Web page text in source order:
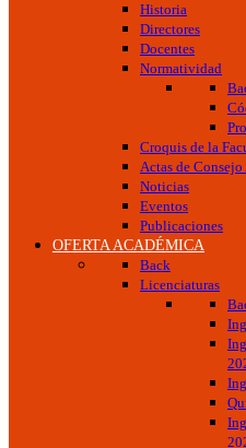
Historia
Directores
Docentes
Normatividad
Croquis de la
Actas de Consejo
Noticias
Eventos
Publicaciones
OFERTA ACADÉMICA
Back
Licenciaturas